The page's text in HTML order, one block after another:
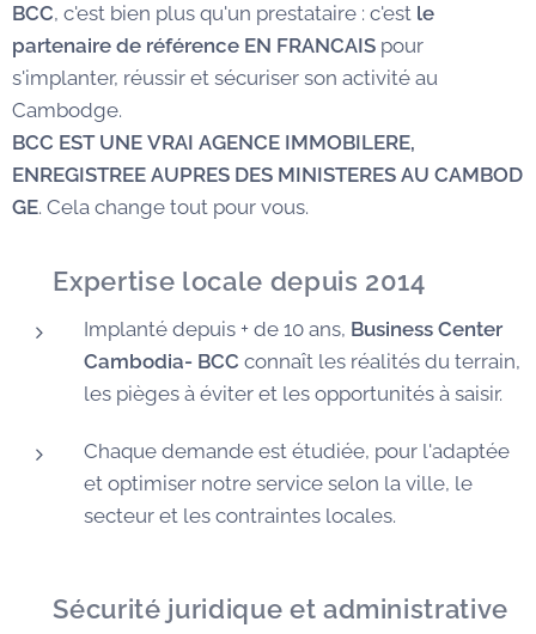
BCC, c'est bien plus qu'un prestataire : c'est le
partenaire de référence EN FRANCAIS pour
s'implanter, réussir et sécuriser son activité au
Cambodge.
BCC EST UNE VRAI AGENCE IMMOBILERE,
ENREGISTREE AUPRES DES MINISTERES AU CAMBOD
GE. Cela change tout pour vous.
Expertise locale depuis 2014
Implanté depuis + de 10 ans, Business Center
Cambodia- BCC connaît les réalités du terrain,
les pièges à éviter et les opportunités à saisir.
Chaque demande est étudiée, pour l'adaptée
et optimiser notre service selon la ville, le
secteur et les contraintes locales.
🛡️Sécurité juridique et administrative